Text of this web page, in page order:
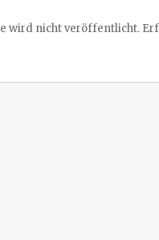
wird nicht veröffentlicht.